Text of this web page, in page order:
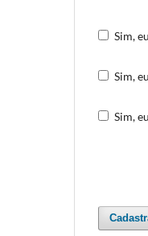
Sim,
Sim,
Sim,